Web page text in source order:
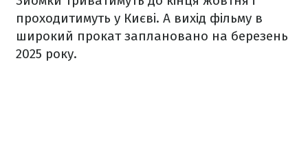
проходитимуть у Києві. А вихід фільму в
широкий прокат заплановано на березень
2025 року.